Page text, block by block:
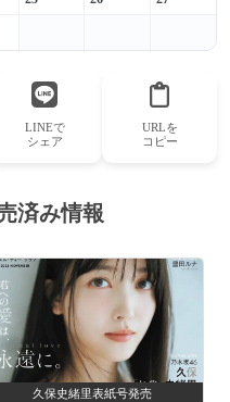
LINEで
シェア
URLを
コピー
済み情報
久保史緒里表紙号発売